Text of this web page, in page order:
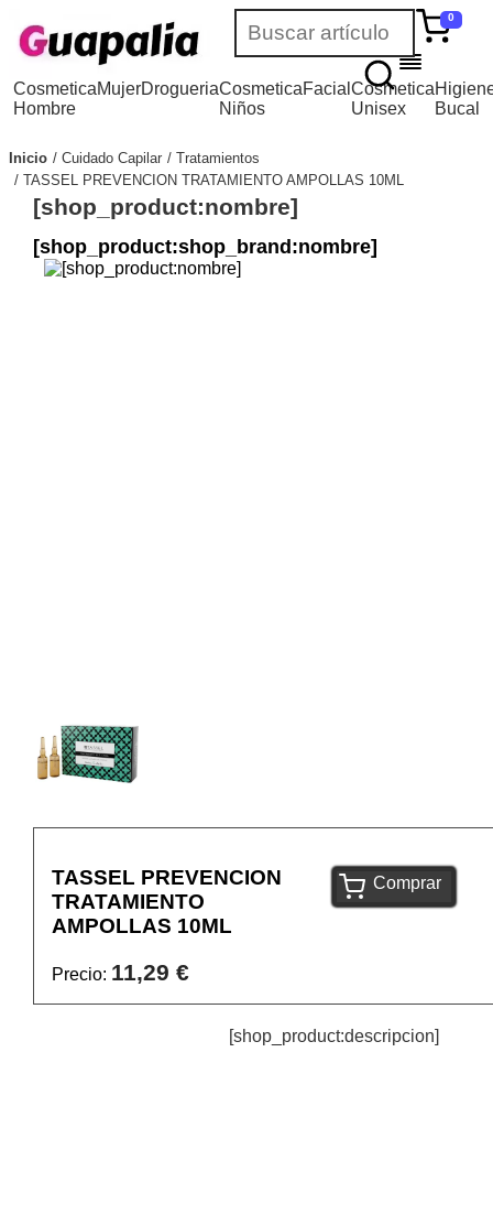
0
Cosmetica
Hombre
MujerDrogueriaCosmetica
Niños
FacialCosmetica
Unisex
Bucal
Inicio Cuidado Capilar
Tratamientos
TASSEL PREVENCION TRATAMIENTO AMPOLLAS 10ML
[shop_product:nombre]
[shop_product:shop_brand:nombre]
TASSEL PREVENCION
TRATAMIENTO
AMPOLLAS 10ML
Precio: 11,29 €
Comprar
[shop_product:descripcion]